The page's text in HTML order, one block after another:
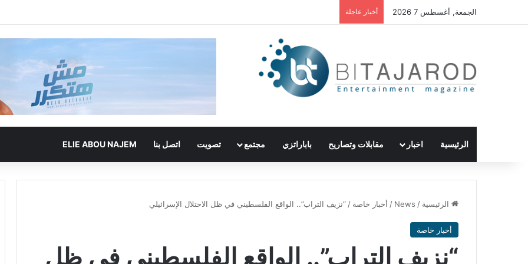
الجمعة, أغسطس 7 2026 أخبار عاجلة
الرئيسية اخبار مقابلات وتصاريح باباراتزي مجتمع تصويت اتصل بنا ELIE ABOU NAJEM
الرئيسية /
News
/ أخبار خاصة / “نزيف التراب”.. الواقع الفلسطيني في ظل الاحتلال الإسرائيلي
أخبار خاصة
“نزيف التراب”.. الواقع الفلسطيني في ظل